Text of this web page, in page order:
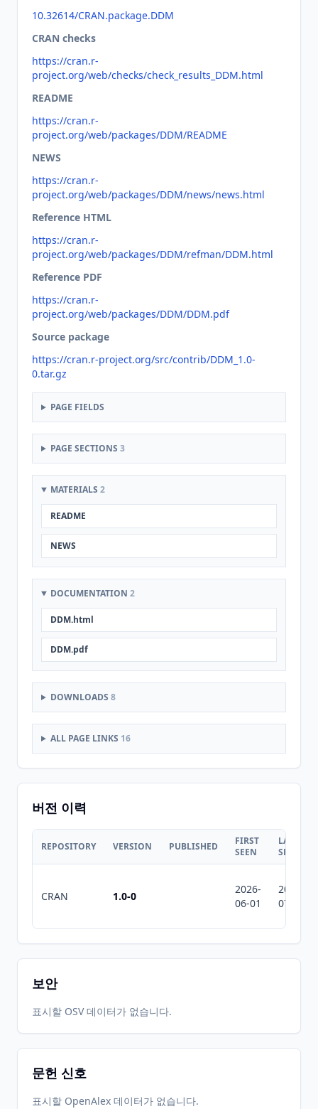
10.32614/CRAN.package.DDM
CRAN checks
https://cran.r-
project.org/web/checks/check_results_DDM.html
README
https://cran.r-
project.org/web/packages/DDM/README
NEWS
https://cran.r-
project.org/web/packages/DDM/news/news.html
Reference HTML
https://cran.r-
project.org/web/packages/DDM/refman/DDM.html
Reference PDF
https://cran.r-
project.org/web/packages/DDM/DDM.pdf
Source package
https://cran.r-project.org/src/contrib/DDM_1.0-
0.tar.gz
PAGE FIELDS
PAGE SECTIONS 3
MATERIALS 2
README
NEWS
DOCUMENTATION 2
DDM.html
DDM.pdf
DOWNLOADS 8
ALL PAGE LINKS 16
버전 이력
REPOSITORY VERSION PUBLISHED
FIRST
SEEN
LAST
SEEN
CRAN 1.0-0
2026-
06-01
2026-
07-10
보안
표시할 OSV 데이터가 없습니다.
문헌 신호
표시할 OpenAlex 데이터가 없습니다.